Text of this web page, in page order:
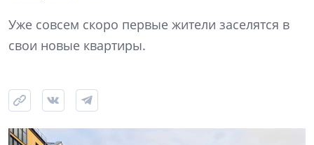
Уже совсем скоро первые жители заселятся в
свои новые квартиры.